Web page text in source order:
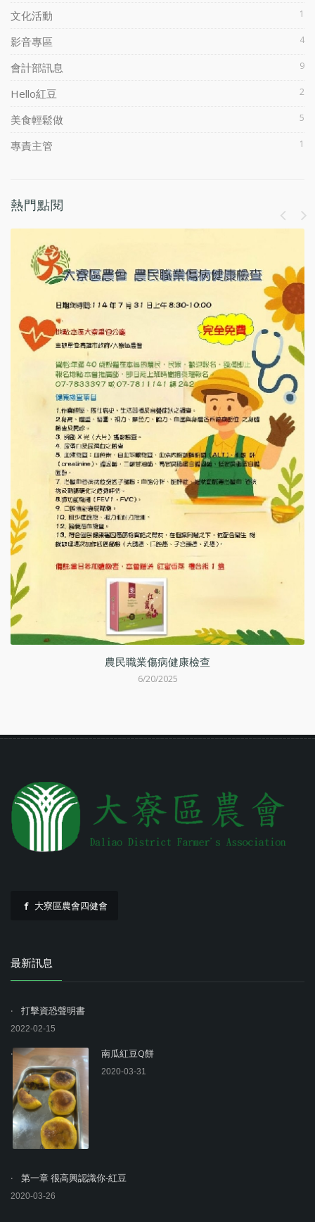
文化活動 1
影音專區 4
會計部訊息 9
Hello紅豆 2
美食輕鬆做 5
專責主管 1
熱門點閱
農民職業傷病健康檢查
6/20/2025
大寮區農會四健會
最新訊息
打擊資恐聲明書
2022-02-15
南瓜紅豆Q餅
2020-03-31
第一章 很高興認識你-紅豆
2020-03-26